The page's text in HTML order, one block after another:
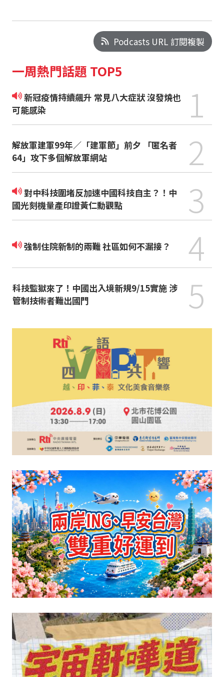
Podcasts URL 訂閱複製
一周熱門話題 TOP5
新冠疫情持續飆升 常見八大症狀 沒發燒也
可能感染
1
解放軍建軍99年／「建軍節」前夕 「匿名者
64」攻下多個解放軍網站
2
對中科技圍堵反加速中國科技自主？！中
國光刻機量產印證黃仁勳觀點
3
強制住院新制的兩難 社區如何不漏接？ 4
科技監獄來了！中國出入境新規9/15實施 涉
管制技術者難出國門
5